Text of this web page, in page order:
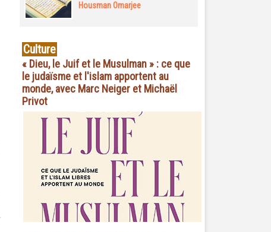
Housman Omarjee
Culture
« Dieu, le Juif et le Musulman » : ce que
le judaïsme et l'islam apportent au
monde, avec Marc Neiger et Michaël
Privot